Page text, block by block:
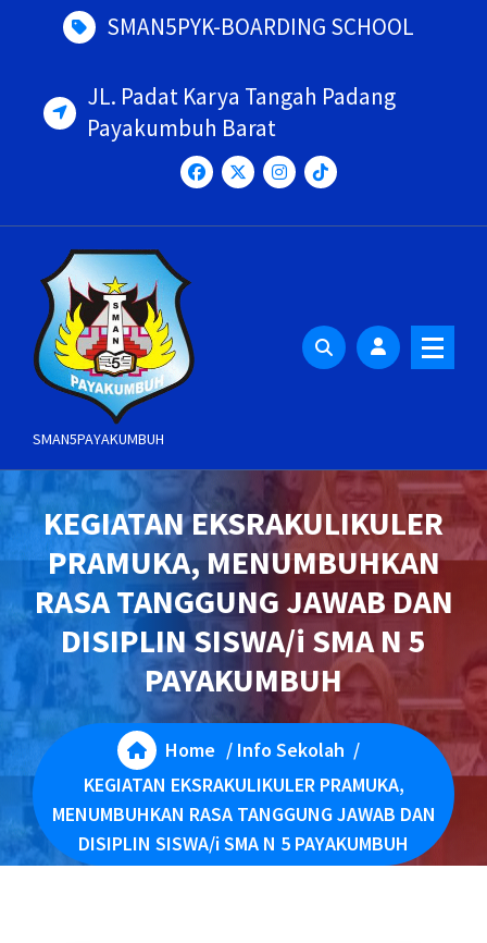
SMAN5PYK-BOARDING SCHOOL
JL. Padat Karya Tangah Padang
Payakumbuh Barat
SMAN5PAYAKUMBUH
KEGIATAN EKSRAKULIKULER
PRAMUKA, MENUMBUHKAN
RASA TANGGUNG JAWAB DAN
DISIPLIN SISWA/i SMA N 5
PAYAKUMBUH
Home / Info Sekolah /
KEGIATAN EKSRAKULIKULER PRAMUKA,
MENUMBUHKAN RASA TANGGUNG JAWAB DAN
DISIPLIN SISWA/i SMA N 5 PAYAKUMBUH